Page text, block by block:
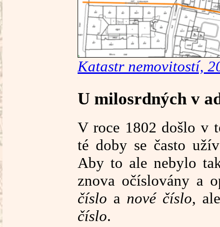
Katastr nemovitostí,
U milosrdných v
V roce 1802 došlo v
té doby se často
Aby to ale nebylo
znova očíslovány a
číslo a nové číslo,
číslo.